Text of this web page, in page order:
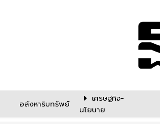
อสังหาริมทรัพย์
เศรษฐกิจ-
นโยบาย